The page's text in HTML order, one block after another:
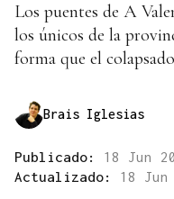
Los puentes de A
los únicos de la
forma que el colapsado
Brais Iglesias
Publicado: 18 Jun
Actualizado: 18